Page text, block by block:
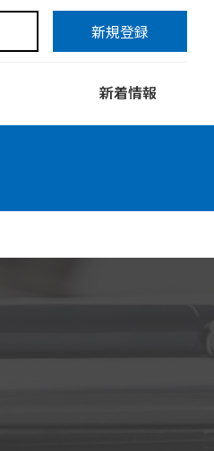
新着情報
新規登録